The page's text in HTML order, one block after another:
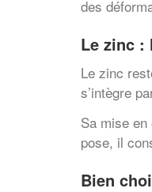
des
Le zinc :
Le zinc
s’intègre
Sa mise
pose, il
Bien